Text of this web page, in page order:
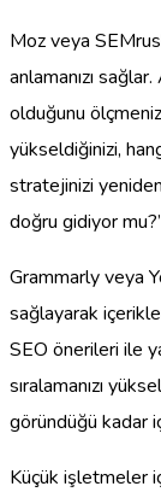
Moz veya
anlamanızı
olduğunu
yükseldiğinizi,
stratejinizi
doğru gidiyor
Grammarly veya
sağlayarak
SEO önerileri ile
sıralamanızı
göründüğü kadar
Küçük işletmeler